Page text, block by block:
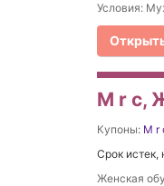
Условия:
M r c,
Купоны: M r
Срок истек,
Женская